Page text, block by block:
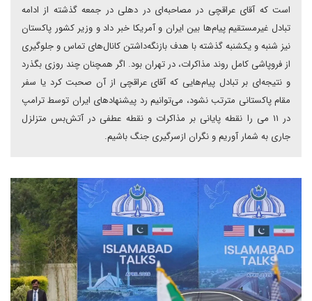
است که آقای عراقچی در مصاحبه‌ای در دهلی در جمعه گذشته از ادامه
تبادل غیرمستقیم پیام‌ها بین ایران و آمریکا خبر داد و وزیر کشور پاکستان
نیز شنبه و یکشنبه گذشته با هدف باز‌نگه‌داشتن کانال‌های تماس و جلوگیری
از فروپاشی کامل روند مذاکرات، در تهران بود. اگر همچنان چند روزی بگذرد
و نتیجه‌ای بر تبادل پیام‌هایی که آقای عراقچی از آن صحبت کرد‌ یا سفر
مقام پاکستانی مترتب نشود، می‌توانیم رد پیشنهادهای ایران توسط ترامپ
در ۱۱ می‌ را نقطه پایانی بر مذاکرات و نقطه عطفی در آتش‌بس متزلزل
جاری به شمار آوریم و نگران ازسرگیری جنگ باشیم.